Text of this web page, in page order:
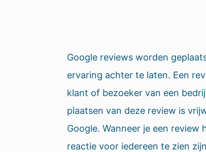
Google reviews worden
ervaring achter te laten. Een
klant of bezoeker van een
plaatsen van deze review is
Google. Wanneer je een review
reactie voor iedereen te zien